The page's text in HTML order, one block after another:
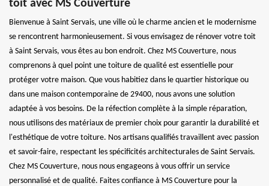
toit avec MS Couverture
Bienvenue à Saint Servais, une ville où le charme ancien et le modernisme
se rencontrent harmonieusement. Si vous envisagez de rénover votre toit
à Saint Servais, vous êtes au bon endroit. Chez MS Couverture, nous
comprenons à quel point une toiture de qualité est essentielle pour
protéger votre maison. Que vous habitiez dans le quartier historique ou
dans une maison contemporaine de 29400, nous avons une solution
adaptée à vos besoins. De la réfection complète à la simple réparation,
nous utilisons des matériaux de premier choix pour garantir la durabilité et
l'esthétique de votre toiture. Nos artisans qualifiés travaillent avec passion
et savoir-faire, respectant les spécificités architecturales de Saint Servais.
Chez MS Couverture, nous nous engageons à vous offrir un service
personnalisé et de qualité. Faites confiance à MS Couverture pour la